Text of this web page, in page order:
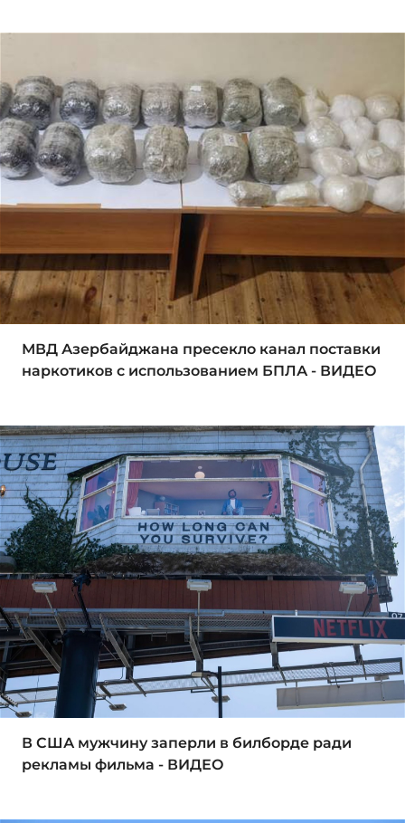
МВД Азербайджана пресекло канал поставки
наркотиков с использованием БПЛА - ВИДЕО
В США мужчину заперли в билборде ради
рекламы фильма - ВИДЕО